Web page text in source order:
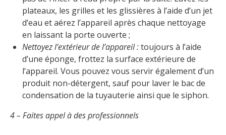
plateaux, les grilles et les glissières à l’aide d’un jet
d’eau et aérez l’appareil après chaque nettoyage
en laissant la porte ouverte ;
Nettoyez l’extérieur de l’appareil :toujours à l’aide
d’une éponge, frottez la surface extérieure de
l’appareil. Vous pouvez vous servir également d’un
produit non-détergent, sauf pour laver le bac de
condensation de la tuyauterie ainsi que le siphon.
4 – Faites appel à des professionnels